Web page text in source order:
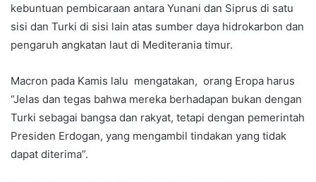
kebuntuan pembicaraan antara Yunani dan Siprus di satu
sisi dan Turki di sisi lain atas sumber daya hidrokarbon dan
pengaruh angkatan laut di Mediterania timur.
Macron pada Kamis lalu mengatakan, orang Eropa harus
“Jelas dan tegas bahwa mereka berhadapan bukan dengan
Turki sebagai bangsa dan rakyat, tetapi dengan pemerintah
Presiden Erdogan, yang mengambil tindakan yang tidak
dapat diterima”.